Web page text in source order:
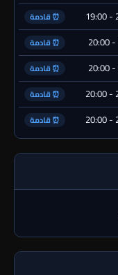
⏰ قادمة
⏰ قادمة
⏰ قادمة
⏰ قادمة
⏰ قادمة